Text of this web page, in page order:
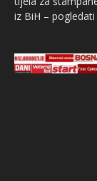
iz BiH –